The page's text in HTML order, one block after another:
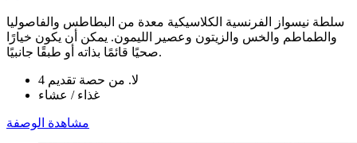
سلطة نيسواز الفرنسية الكلاسيكية معدة من البطاطس والفاصوليا
والطماطم والخس والزيتون وعصير الليمون. يمكن أن يكون خيارًا
صحيًا قائمًا بذاته أو طبقًا جانبيًا.
لا. من حصة تقديم 4
غذاء / عشاء
مشاهدة الوصفة